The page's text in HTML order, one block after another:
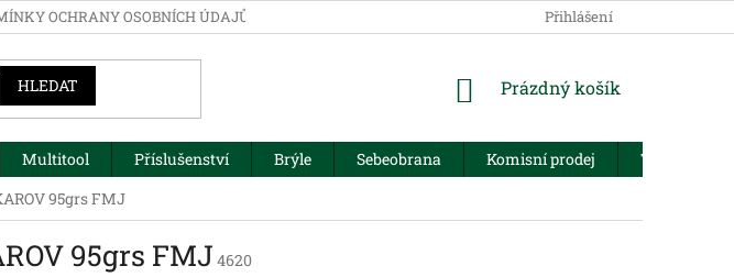
OCHRANY OSOBNÍCH ÚDAJŮ Přihlášení
HLEDAT
NÁKUPNÍ
Prázdný košík
Multitool Příslušenství Brýle Sebeobrana Komisní prodej
Trezory
95grs FMJ
95grs FMJ 4620